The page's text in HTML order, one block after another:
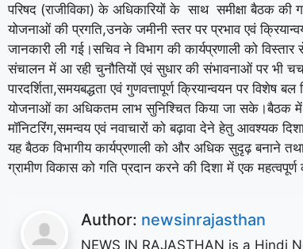
परिषद (राजीविका) के अधिकारियों के साथ समीक्षा बैठक की
योजनाओं की प्रगति,उनके जमीनी स्तर पर प्रभाव एवं
जानकारी ली गई।सचिव ने विभाग की कार्यप्रणाली को
संचालन में आ रही चुनौतियों एवं सुधार की संभावनाओं पर भी
पारदर्शिता,समयबद्धता एवं गुणवत्तापूर्ण क्रियान्वयन पर विशेष
योजनाओं का अधिकतम लाभ सुनिश्चित किया जा सके।बैठक में
मॉनिटरिंग,समन्वय एवं नवाचारों को बढ़ावा देने हेतु आवश्यक
यह बैठक विभागीय कार्यप्रणाली को और अधिक सुदृढ़ बनाने
ग्रामीण विकास को गति प्रदान करने की दिशा में एक
Author: newsinrajasthan
NEWS IN RAJASTHAN is a Hindi